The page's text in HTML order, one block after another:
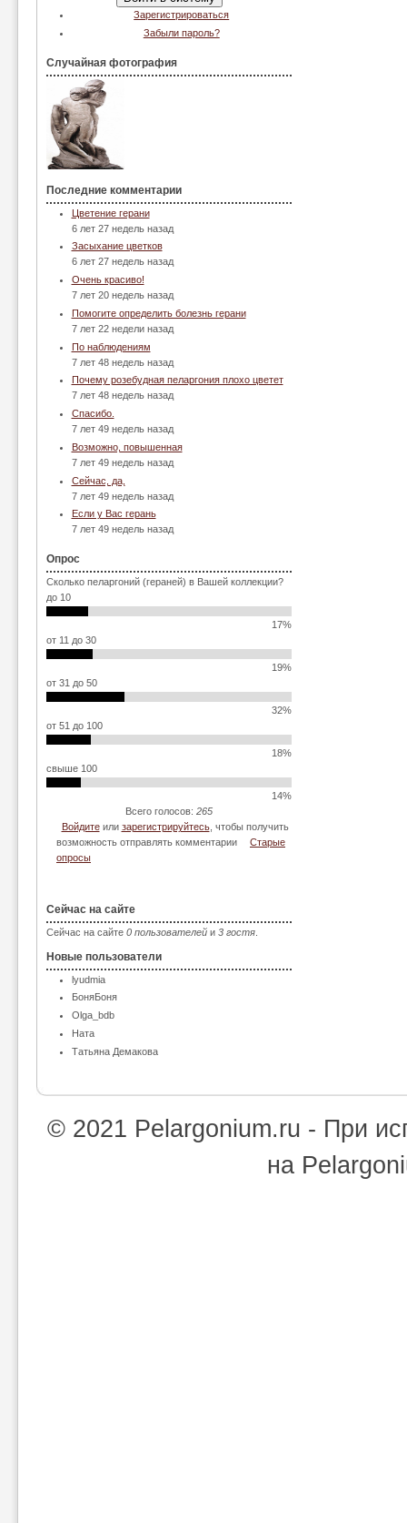
Зарегистрироваться
Забыли пароль?
Случайная фотография
Последние комментарии
Цветение герани
6 лет 27 недель назад
Засыхание цветков
6 лет 27 недель назад
Очень красиво!
7 лет 20 недель назад
Помогите определить болезнь герани
7 лет 22 недели назад
По наблюдениям
7 лет 48 недель назад
Почему розебудная пеларгония плохо цветет
7 лет 48 недель назад
Спасибо.
7 лет 49 недель назад
Возможно, повышенная
7 лет 49 недель назад
Сейчас, да,
7 лет 49 недель назад
Если у Вас герань
7 лет 49 недель назад
Опрос
Сколько пеларгоний (гераней) в Вашей коллекции?
до 10
17%
от 11 до 30
19%
от 31 до 50
32%
от 51 до 100
18%
свыше 100
14%
Всего голосов: 265
Войдитеили зарегистрируйтесь, чтобы получить
возможность отправлять комментарии
Старые
опросы
Сейчас на сайте
Сейчас на сайте 0 пользователей и 3 гостя
Новые пользователи
lyudmia
БоняБоня
Olga_bdb
Ната
Татьяна Демакова
© 2021 Pelargonium.ru - При
на